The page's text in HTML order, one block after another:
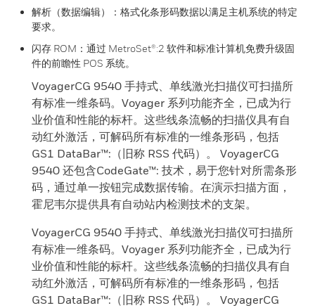
解析（数据编辑）：格式化条形码数据以满足主机系统的特定
要求。
闪存 ROM：通过 MetroSet®:2 软件和标准计算机免费升级固
件的前瞻性 POS 系统。
VoyagerCG 9540 手持式、单线激光扫描仪可扫描所
有标准一维条码。Voyager 系列功能齐全，已成为行
业价值和性能的标杆。这些线条流畅的扫描仪具有自
动红外激活，可解码所有标准的一维条形码，包括
GS1 DataBar™:（旧称 RSS 代码）。 VoyagerCG
9540 还包含CodeGate™: 技术，易于您针对所需条形
码，通过单一按钮完成数据传输。在演示扫描方面，
霍尼韦尔提供具有自动站内检测技术的支架。
VoyagerCG 9540 手持式、单线激光扫描仪可扫描所
有标准一维条码。Voyager 系列功能齐全，已成为行
业价值和性能的标杆。这些线条流畅的扫描仪具有自
动红外激活，可解码所有标准的一维条形码，包括
GS1 DataBar™:（旧称 RSS 代码）。 VoyagerCG